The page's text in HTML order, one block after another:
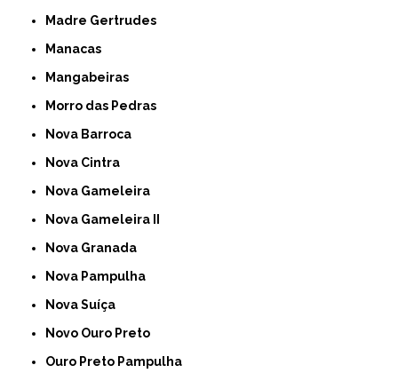
Madre Gertrudes
Manacas
Mangabeiras
Morro das Pedras
Nova Barroca
Nova Cintra
Nova Gameleira
Nova Gameleira II
Nova Granada
Nova Pampulha
Nova Suíça
Novo Ouro Preto
Ouro Preto Pampulha